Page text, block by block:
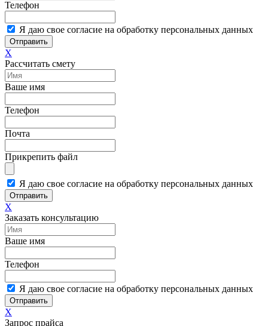
Телефон
Я даю свое согласие на обработку персональных данных
Отправить
X
Рассчитать смету
Ваше имя
Телефон
Почта
Прикрепить файл
Я даю свое согласие на обработку персональных данных
Отправить
X
Заказать консультацию
Ваше имя
Телефон
Я даю свое согласие на обработку персональных данных
Отправить
X
Запрос прайса